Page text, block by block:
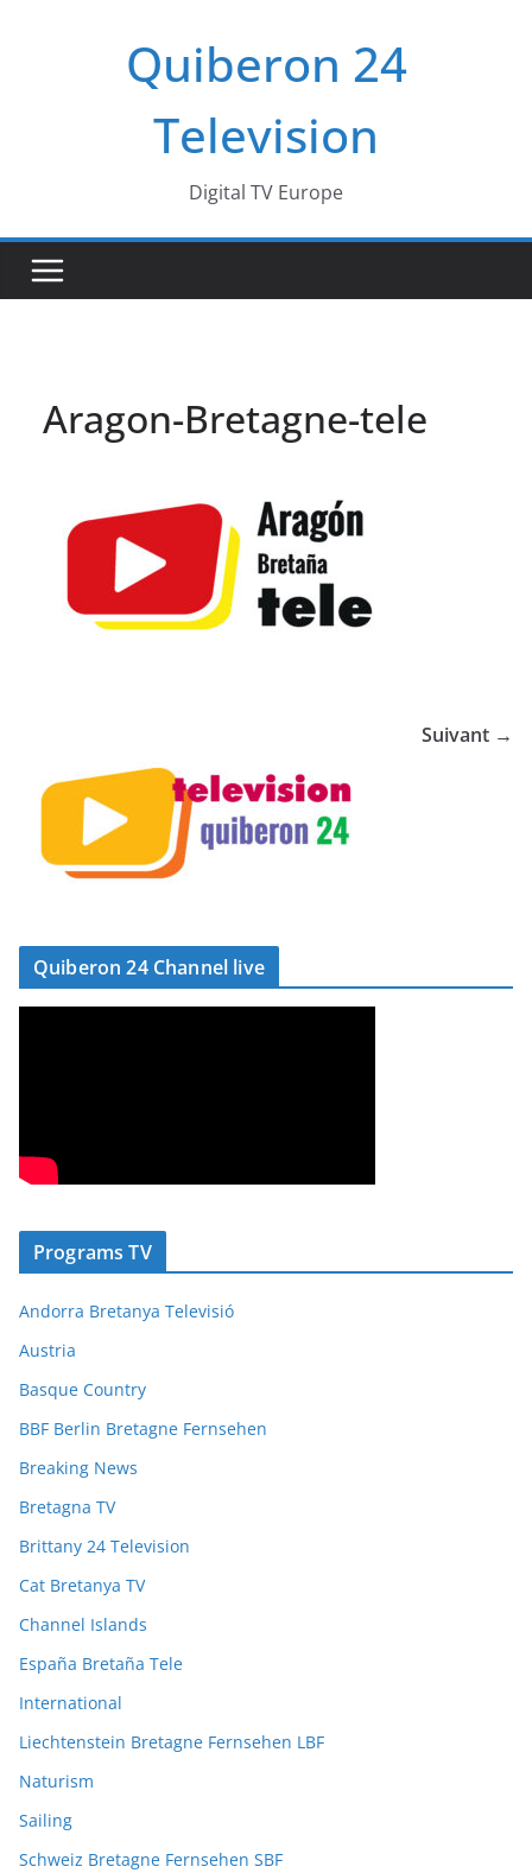
Quiberon 24
Television
Digital TV Europe
Aragon-Bretagne-tele
Suivant →
Quiberon 24 Channel live
Programs TV
Andorra Bretanya Televisió
Austria
Basque Country
BBF Berlin Bretagne Fernsehen
Breaking News
Bretagna TV
Brittany 24 Television
Cat Bretanya TV
Channel Islands
España Bretaña Tele
International
Liechtenstein Bretagne Fernsehen LBF
Naturism
Sailing
Schweiz Bretagne Fernsehen SBF